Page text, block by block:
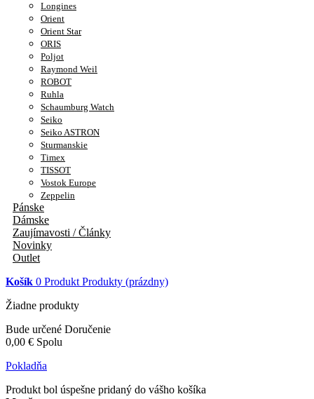
Longines
Orient
Orient Star
ORIS
Poljot
Raymond Weil
ROBOT
Ruhla
Schaumburg Watch
Seiko
Seiko ASTRON
Sturmanskie
Timex
TISSOT
Vostok Europe
Zeppelin
Pánske
Dámske
Zaujímavosti / Články
Novinky
Outlet
Košík 0 Produkt Produkty (prázdny)
Žiadne produkty
Bude určené Doručenie
0,00 € Spolu
Pokladňa
Produkt bol úspešne pridaný do vášho košíka